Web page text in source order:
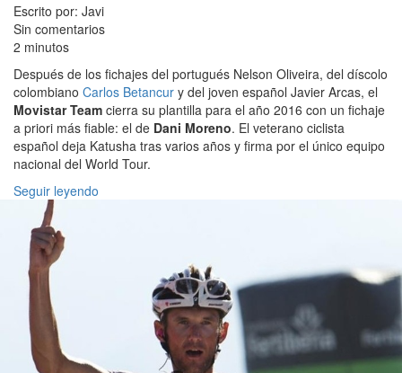
Escrito por: Javi
Sin comentarios
2 minutos
Después de los fichajes del portugués Nelson Oliveira, del díscolo
colombiano Carlos Betancur y del joven español Javier Arcas, el
Movistar Team cierra su plantilla para el año 2016 con un fichaje
a priori más fiable: el de Dani Moreno. El veterano ciclista
español deja Katusha tras varios años y firma por el único equipo
nacional del World Tour.
Seguir leyendo